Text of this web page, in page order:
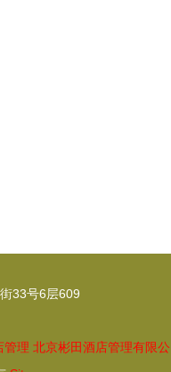
33号6层609
管理 北京彬田酒店管理有限公